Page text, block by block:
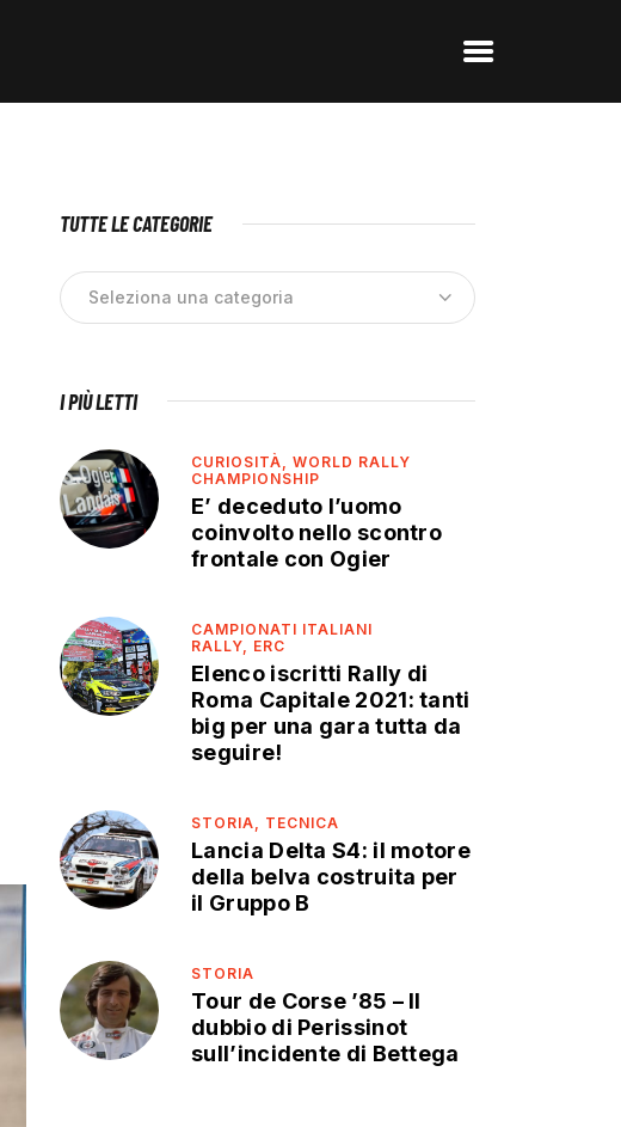
TUTTE LE CATEGORIE
I PIÙ LETTI
CURIOSITÀ,WORLD RALLY
CHAMPIONSHIP
E’ deceduto l’uomo
coinvolto nello scontro
frontale con Ogier
CAMPIONATI ITALIANI
RALLY, ERC
Elenco iscritti Rally di
Roma Capitale 2021: tanti
big per una gara tutta da
seguire!
STORIA, TECNICA
Lancia Delta S4: il motore
della belva costruita per
il Gruppo B
STORIA
Tour de Corse ’85 – Il
dubbio di Perissinot
sull’incidente di Bettega